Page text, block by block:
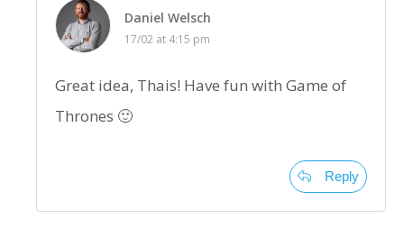
Daniel Welsch
17/02 at 4:15 pm
Great idea, Thais! Have fun with Game of
Thrones 🙂
Reply